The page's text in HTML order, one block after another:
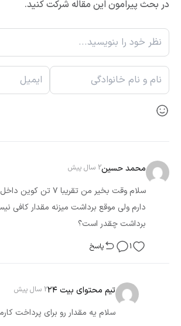
در بحث پیرامون این مقاله شرکت کنید.
محمد حسین2 سال پیش
دارم ولی موقع برداشت میزنه مقدار کافی
برداشت چقدر است؟
1 پاسخ
تیم محتوای بیت ۲۴ 2 سال پیش
سلام یه مقدار رو برای پرداخت